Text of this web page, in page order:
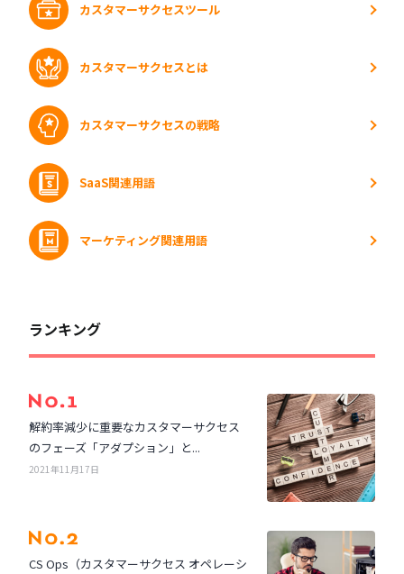
カスタマーサクセスツール
カスタマーサクセスとは
カスタマーサクセスの戦略
SaaS関連用語
マーケティング関連用語
ランキング
解約率減少に重要なカスタマーサクセス
のフェーズ「アダプション」と...
2021年11月17日
CS Ops（カスタマーサクセス オペレーシ